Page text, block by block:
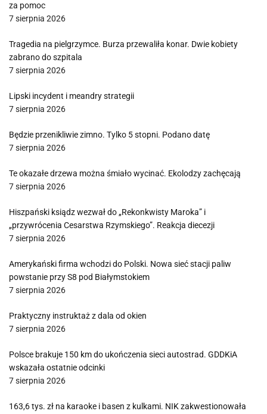
za pomoc
7 sierpnia 2026
Tragedia na pielgrzymce. Burza przewaliła konar. Dwie kobiety
zabrano do szpitala
7 sierpnia 2026
Lipski incydent i meandry strategii
7 sierpnia 2026
Będzie przenikliwie zimno. Tylko 5 stopni. Podano datę
7 sierpnia 2026
Te okazałe drzewa można śmiało wycinać. Ekolodzy zachęcają
7 sierpnia 2026
Hiszpański ksiądz wezwał do „Rekonkwisty Maroka” i
„przywrócenia Cesarstwa Rzymskiego”. Reakcja diecezji
7 sierpnia 2026
Amerykański firma wchodzi do Polski. Nowa sieć stacji paliw
powstanie przy S8 pod Białymstokiem
7 sierpnia 2026
Praktyczny instruktaż z dala od okien
7 sierpnia 2026
Polsce brakuje 150 km do ukończenia sieci autostrad. GDDKiA
wskazała ostatnie odcinki
7 sierpnia 2026
163,6 tys. zł na karaoke i basen z kulkami. NIK zakwestionowała